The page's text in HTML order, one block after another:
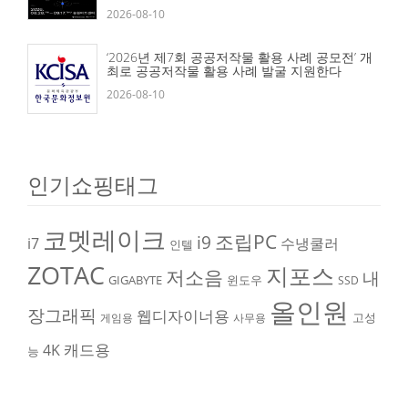
2026-08-10
‘2026년 제7회 공공저작물 활용 사례 공모전’ 개
최로 공공저작물 활용 사례 발굴 지원한다
2026-08-10
인기쇼핑태그
i7 코멧레이크 인텔 i9 조립PC 수냉쿨러
ZOTAC GIGABYTE 저소음 윈도우 지포스 SSD 내
장그래픽 게임용 웹디자이너용 사무용 올인원 고성
능 4K 캐드용